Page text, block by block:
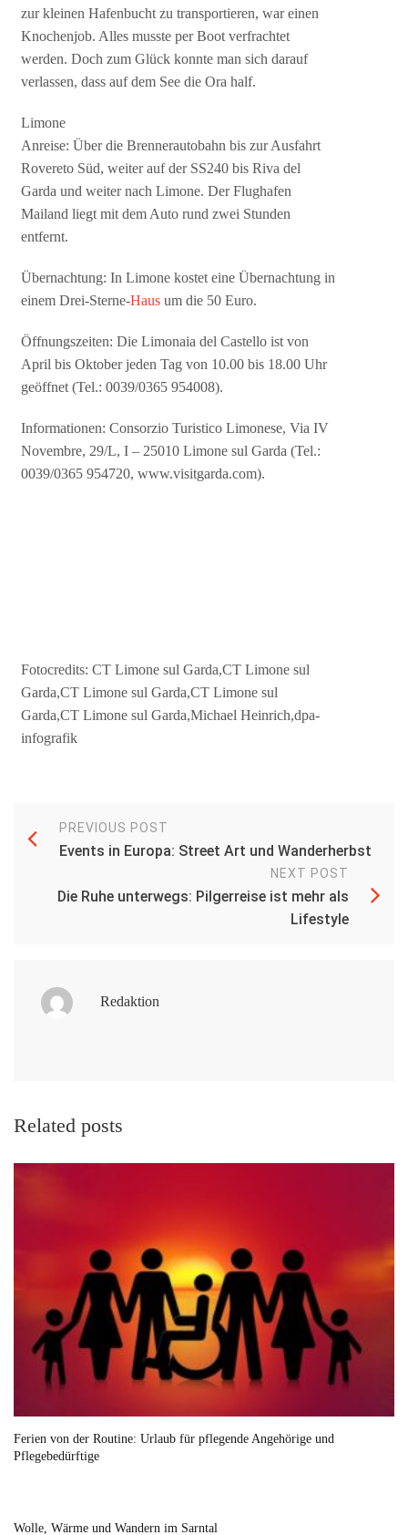
zur kleinen Hafenbucht zu transportieren, war einen
Knochenjob. Alles musste per Boot verfrachtet
werden. Doch zum Glück konnte man sich darauf
verlassen, dass auf dem See die Ora half.
Limone
Anreise: Über die Brennerautobahn bis zur Ausfahrt
Rovereto Süd, weiter auf der SS240 bis Riva del
Garda und weiter nach Limone. Der Flughafen
Mailand liegt mit dem Auto rund zwei Stunden
entfernt.
Übernachtung: In Limone kostet eine Übernachtung in
einem Drei-Sterne-Haus um die 50 Euro.
Öffnungszeiten: Die Limonaia del Castello ist von
April bis Oktober jeden Tag von 10.00 bis 18.00 Uhr
geöffnet (Tel.: 0039/0365 954008).
Informationen: Consorzio Turistico Limonese, Via IV
Novembre, 29/L, I – 25010 Limone sul Garda (Tel.:
0039/0365 954720, www.visitgarda.com).
Fotocredits: CT Limone sul Garda,CT Limone sul
Garda,CT Limone sul Garda,CT Limone sul
Garda,CT Limone sul Garda,Michael Heinrich,dpa-
infografik
PREVIOUS POST
Events in Europa: Street Art und Wanderherbst
NEXT POST
Die Ruhe unterwegs: Pilgerreise ist mehr als
Lifestyle
Redaktion
Related posts
Ferien von der Routine: Urlaub für pflegende Angehörige und
Pflegebedürftige
Wolle, Wärme und Wandern im Sarntal